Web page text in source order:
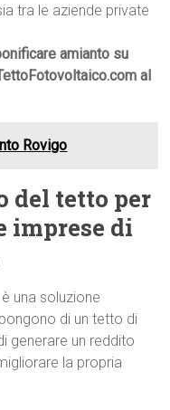
tra le aziende private
amianto su
al
Rovigo
del tetto per
imprese di
una soluzione
di un tetto di
generare un reddito
la propria